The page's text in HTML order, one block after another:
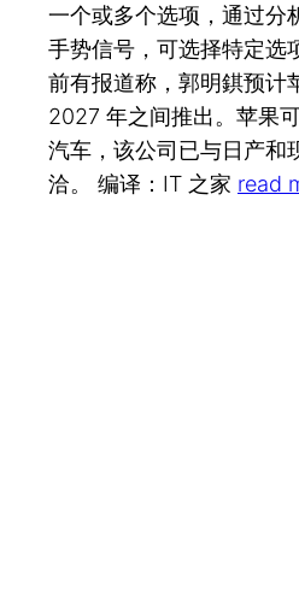
一个或多个选项，通过分
手势信号，可选择特定选
前有报道称，郭明錤预计
2027 年之间推出。苹果
汽车，该公司已与日产和
洽。 编译：IT 之家 read